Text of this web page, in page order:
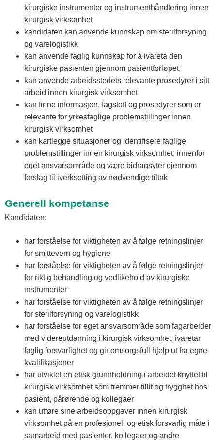
kirurgiske instrumenter og instrumenthåndtering innen
kirurgisk virksomhet
kandidaten kan anvende kunnskap om sterilforsyning
og varelogistikk
kan anvende faglig kunnskap for å ivareta den
kirurgiske pasienten gjennom pasientforløpet.
kan anvende arbeidsstedets relevante prosedyrer i sitt
arbeid innen kirurgisk virksomhet
kan finne informasjon, fagstoff og prosedyrer som er
relevante for yrkesfaglige problemstillinger innen
kirurgisk virksomhet
kan kartlegge situasjoner og identifisere faglige
problemstillinger innen kirurgisk virksomhet, innenfor
eget ansvarsområde og være bidragsyter gjennom
forslag til iverksetting av nødvendige tiltak
Generell kompetanse
Kandidaten:
har forståelse for viktigheten av å følge retningslinjer
for smittevern og hygiene
har forståelse for viktigheten av å følge retningslinjer
for riktig behandling og vedlikehold av kirurgiske
instrumenter
har forståelse for viktigheten av å følge retningslinjer
for sterilforsyning og varelogistikk
har forståelse for eget ansvarsområde som fagarbeider
med videreutdanning i kirurgisk virksomhet, ivaretar
faglig forsvarlighet og gir omsorgsfull hjelp ut fra egne
kvalifikasjoner
har utviklet en etisk grunnholdning i arbeidet knyttet til
kirurgisk virksomhet som fremmer tillit og trygghet hos
pasient, pårørende og kollegaer
kan utføre sine arbeidsoppgaver innen kirurgisk
virksomhet på en profesjonell og etisk forsvarlig måte i
samarbeid med pasienter, kollegaer og andre